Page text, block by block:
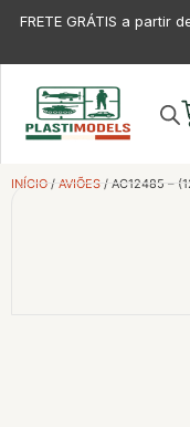
FRETE GRÁTIS a partir
INÍCIO / AVIÕES / AC12485 –